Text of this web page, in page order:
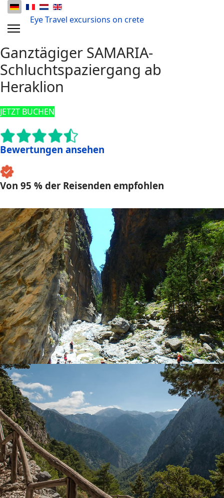
Eye Travel excursions on crete
Ganztägiger SAMARIA-
Schluchtspaziergang ab
Heraklion
JETZT BUCHEN
Bewertungen ansehen
Von 95 % der Reisenden empfohlen